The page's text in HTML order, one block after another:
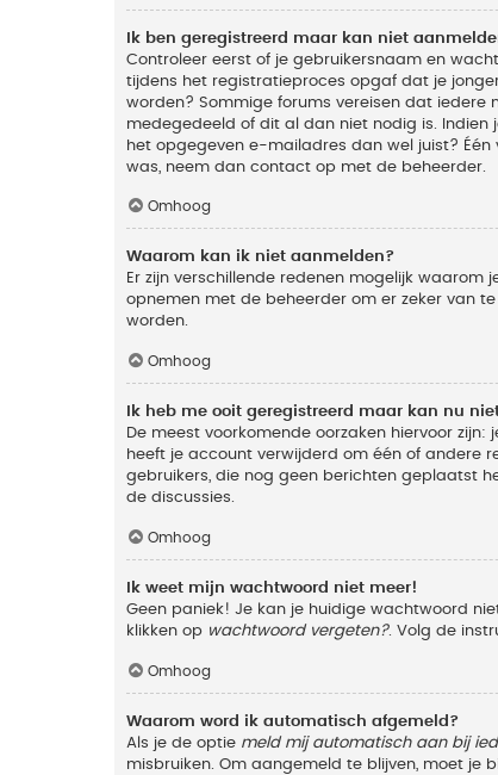
Ik ben geregistreerd maar kan niet
Controleer eerst of je gebruikersnaam en
tijdens het registratieproces opgaf dat je
worden? Sommige forums vereisen dat iedere
medegedeeld of dit al dan niet nodig is.
het opgegeven e-mailadres dan wel juist?
was, neem dan contact op met de beheerder.
Omhoog
Waarom kan ik niet aanmelden?
Er zijn verschillende redenen mogelijk
opnemen met de beheerder om er zeker van
worden.
Omhoog
Ik heb me ooit geregistreerd maar kan nu
De meest voorkomende oorzaken hiervoor
heeft je account verwijderd om één of andere
gebruikers, die nog geen berichten geplaatst
de discussies.
Omhoog
Ik weet mijn wachtwoord niet meer!
Geen paniek! Je kan je huidige wachtwoord
klikken op wachtwoord vergeten?. Volg de
Omhoog
Waarom word ik automatisch afgemeld?
Als je de optie meld mij automatisch aan bij
misbruiken. Om aangemeld te blijven, moet je